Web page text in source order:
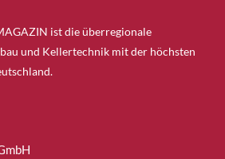
ist die überregionale
und Kellertechnik mit der höchsten